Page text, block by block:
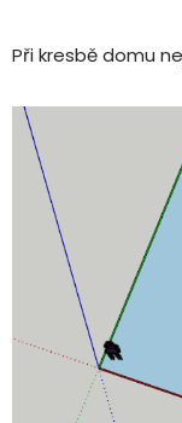
Při kresbě domu